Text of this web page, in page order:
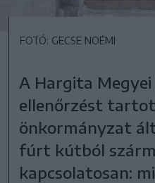
FOTÓ: GECSE NOÉMI
A Hargita
ellenőrzést
önkormányzat
fúrt kútból
kapcsolatosan: